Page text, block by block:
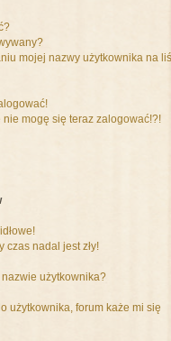
mojej nazwy użytkownika na
nie mogę się teraz zalogować!?!
czas nadal jest zły!
użytkownika?
użytkownika, forum każe mi się